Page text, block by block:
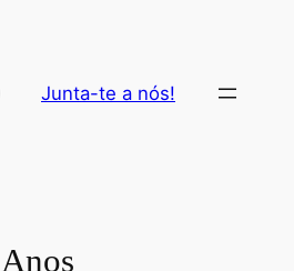
Junta-te a nós!